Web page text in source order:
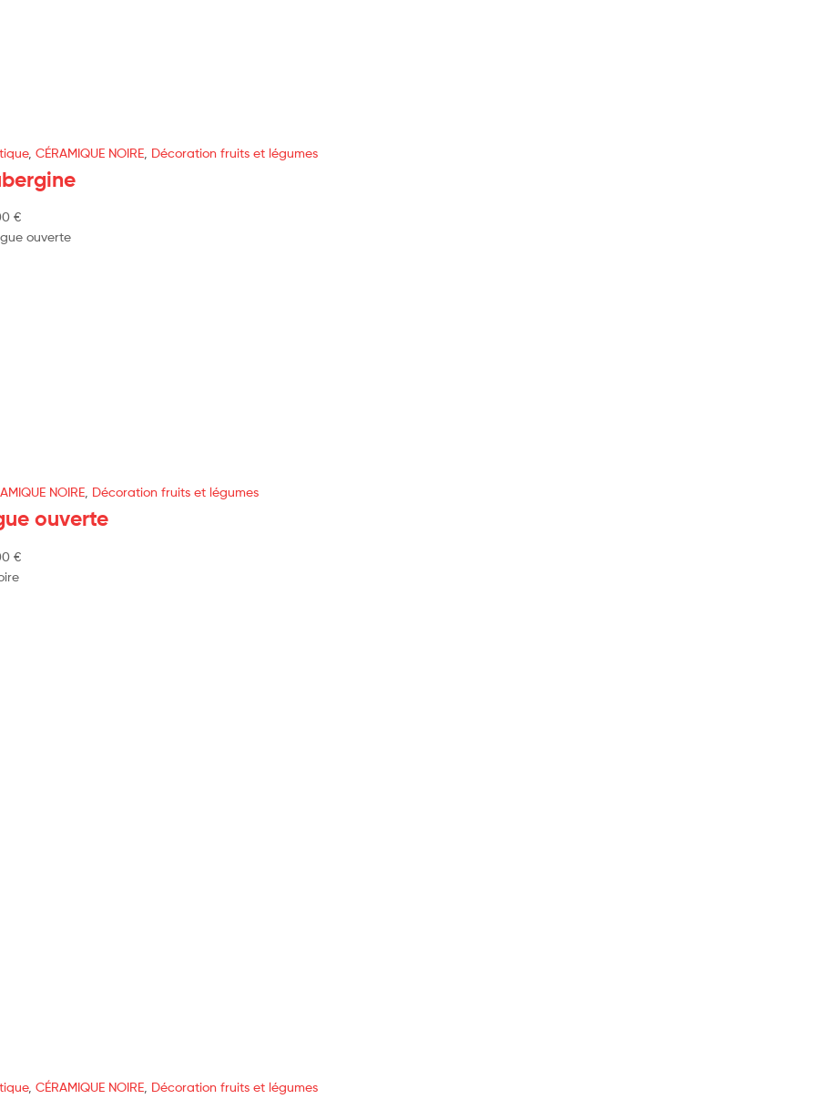
, CÉRAMIQUE NOIRE Décoration fruits et légumes
€
NOIRE Décoration fruits et légumes
ouverte
€
, CÉRAMIQUE NOIRE Décoration fruits et légumes